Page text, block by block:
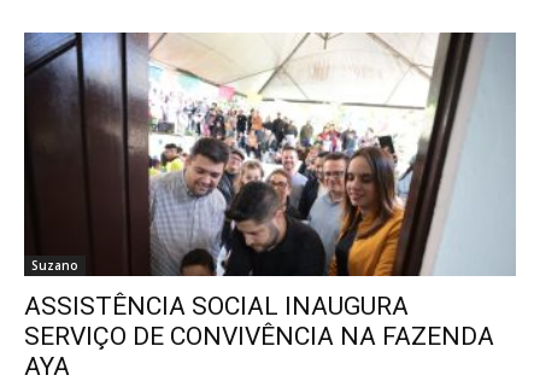
Suzano
ASSISTÊNCIA SOCIAL INAUGURA
SERVIÇO DE CONVIVÊNCIA NA FAZENDA
AYA